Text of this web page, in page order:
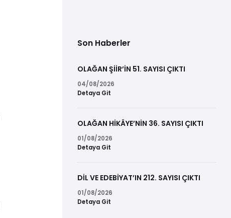
Son Haberler
OLAĞAN ŞİİR’İN 51. SAYISI ÇIKTI
04/08/2026
Detaya Git
OLAĞAN HİKÂYE’NİN 36. SAYISI ÇIKTI
01/08/2026
Detaya Git
DİL VE EDEBİYAT’IN 212. SAYISI ÇIKTI
01/08/2026
Detaya Git